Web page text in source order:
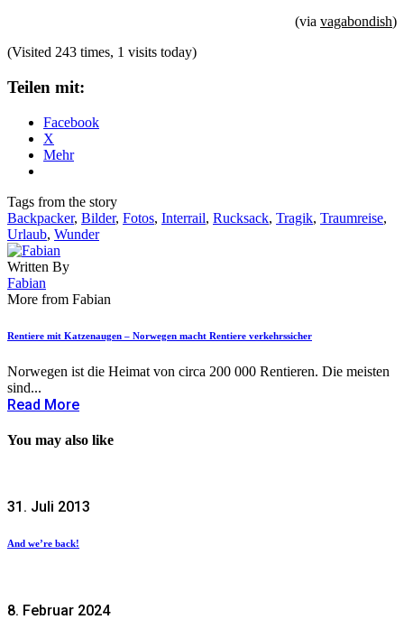
(via vagabondish)
(Visited 243 times, 1 visits today)
Teilen mit:
Facebook
X
Mehr
Tags from the story
Backpacker, Bilder, Fotos, Interrail, Rucksack, Tragik, Traumreise,
Urlaub, Wunder
Written By
Fabian
More from Fabian
Rentiere mit Katzenaugen – Norwegen macht Rentiere verkehrssicher
Norwegen ist die Heimat von circa 200 000 Rentieren. Die meisten
sind...
Read More
You may also like
31. Juli 2013
And we’re back!
8. Februar 2024